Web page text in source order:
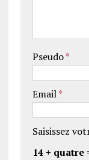
Pseudo*
Email*
Saisissez
14 + quatre